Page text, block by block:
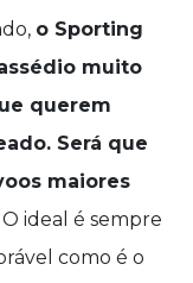
o Sporting
muito
querem
Será que
maiores
O ideal é sempre
como é o